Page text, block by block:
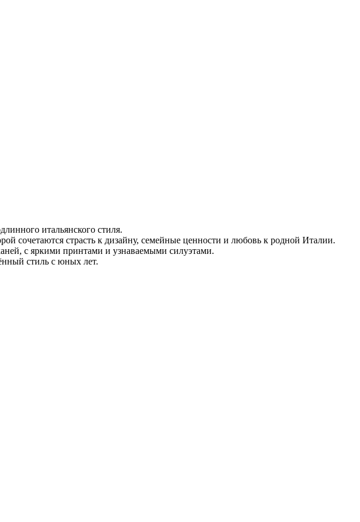
итальянского стиля.
сочетаются страсть к дизайну, семейные ценности и любовь к родной Италии.
с яркими принтами и узнаваемыми силуэтами.
стиль с юных лет.